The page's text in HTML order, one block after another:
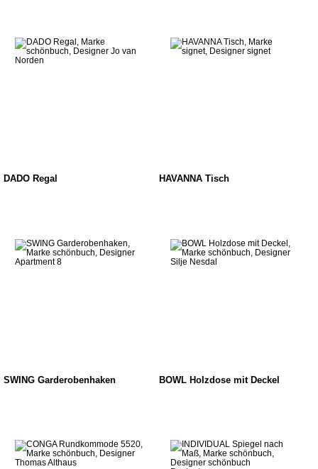
DADO Regal HAVANNA Tisch
SWING Garderobenhaken BOWL Holzdose mit Deckel